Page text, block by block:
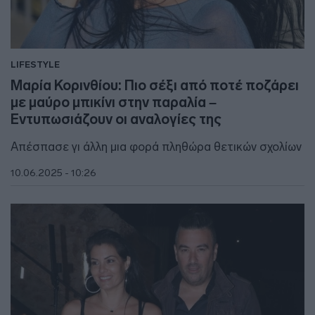
LIFESTYLE
Μαρία Κορινθίου: Πιο σέξι από ποτέ ποζάρει
με μαύρο μπικίνι στην παραλία –
Εντυπωσιάζουν οι αναλογίες της
Απέσπασε γι άλλη μια φορά πληθώρα θετικών σχολίων
10.06.2025 - 10:26